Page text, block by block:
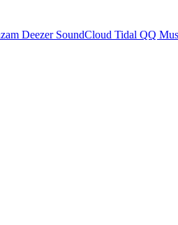
Deezer SoundCloud Tidal QQ